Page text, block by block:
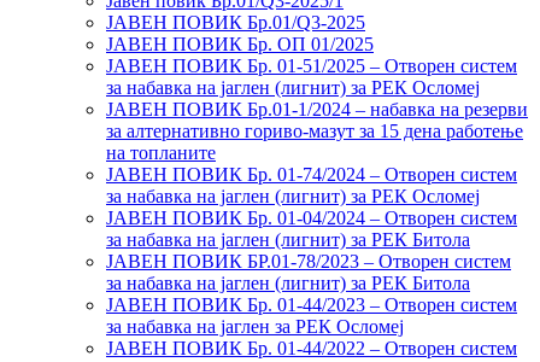
ЈАВЕН ПОВИК Бр.01/Q3-2025
ЈАВЕН ПОВИК Бр. ОП 01/2025
ЈАВЕН ПОВИК Бр. 01-51/2025 – Отворен систем
за набавка на јаглен (лигнит) за РЕК Осломеј
ЈАВЕН ПОВИК Бр.01-1/2024 – набавка на резерви
за алтернативно гориво-мазут за 15 дена работење
на топланите
ЈАВЕН ПОВИК Бр. 01-74/2024 – Отворен систем
за набавка на јаглен (лигнит) за РЕК Осломеј
ЈАВЕН ПОВИК Бр. 01-04/2024 – Отворен систем
за набавка на јаглен (лигнит) за РЕК Битола
ЈАВЕН ПОВИК БР.01-78/2023 – Отворен систем
за набавка на јаглен (лигнит) за РЕК Битола
ЈАВЕН ПОВИК Бр. 01-44/2023 – Отворен систем
за набавка на јаглен за РЕК Осломеј
ЈАВЕН ПОВИК Бр. 01-44/2022 – Отворен систем